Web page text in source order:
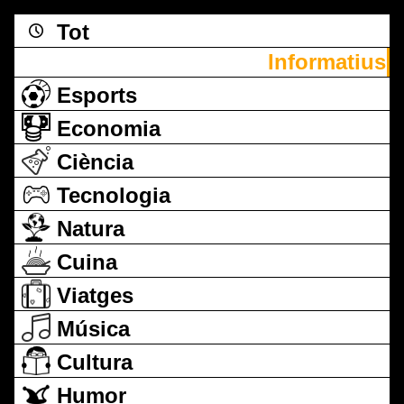
Tot
Informatius
Esports
Economia
Ciència
Tecnologia
Natura
Cuina
Viatges
Música
Cultura
Humor